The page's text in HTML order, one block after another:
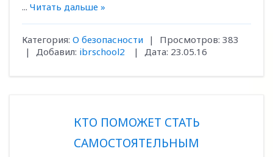
... Читать дальше »
Категория: О безопасности | Просмотров: 383
|
Добавил: ibrschool2 | Дата: 23.05.16
КТО ПОМОЖЕТ СТАТЬ
САМОСТОЯТЕЛЬНЫМ